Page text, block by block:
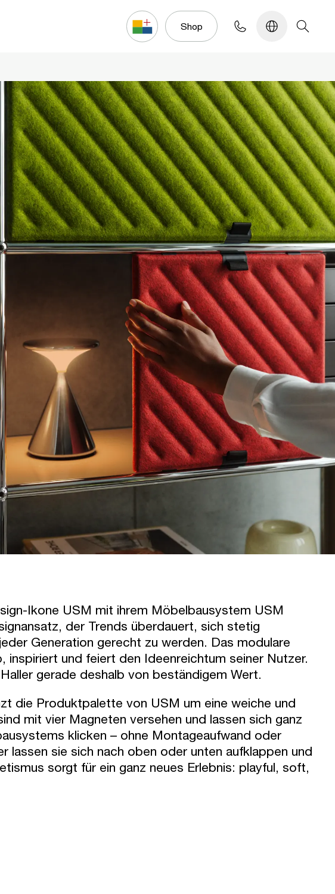
Konfigurator Shop
Ikone USM mit ihrem Möbelbausystem USM
der Trends überdauert, sich stetig
Generation gerecht zu werden. Das modulare
und feiert den Ideenreichtum seiner Nutzer.
gerade deshalb von beständigem Wert.
die Produktpalette von USM um eine weiche und
mit vier Magneten versehen und lassen sich ganz
klicken – ohne Montageaufwand oder
lassen sie sich nach oben oder unten aufklappen und
sorgt für ein ganz neues Erlebnis: playful, soft,